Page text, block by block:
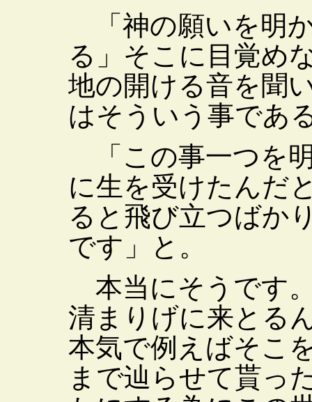
「神の願いを明
る」そこに目覚め
地の開ける音を聞
はそういう事であ
「この事一つを
に生を受けたんだ
ると飛び立つばか
です」と。
本当にそうです
清まりげに来とる
本気で例えばそこ
まで辿らせて貰っ